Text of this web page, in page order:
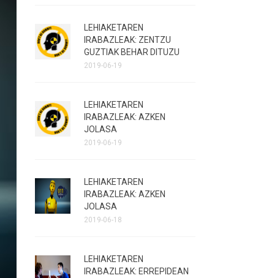
LEHIAKETAREN
IRABAZLEAK: ZENTZU
GUZTIAK BEHAR DITUZU
2019-06-19
LEHIAKETAREN
IRABAZLEAK: AZKEN
JOLASA
2019-06-19
LEHIAKETAREN
IRABAZLEAK: AZKEN
JOLASA
2019-06-18
LEHIAKETAREN
IRABAZLEAK: ERREPIDEAN